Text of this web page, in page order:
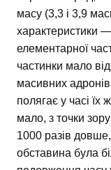
масу (3,3 і 3,9
характеристики
елементарної
частинки мало
масивних
полягає у часі їх
мало, з точки
1000 разів
обставина була